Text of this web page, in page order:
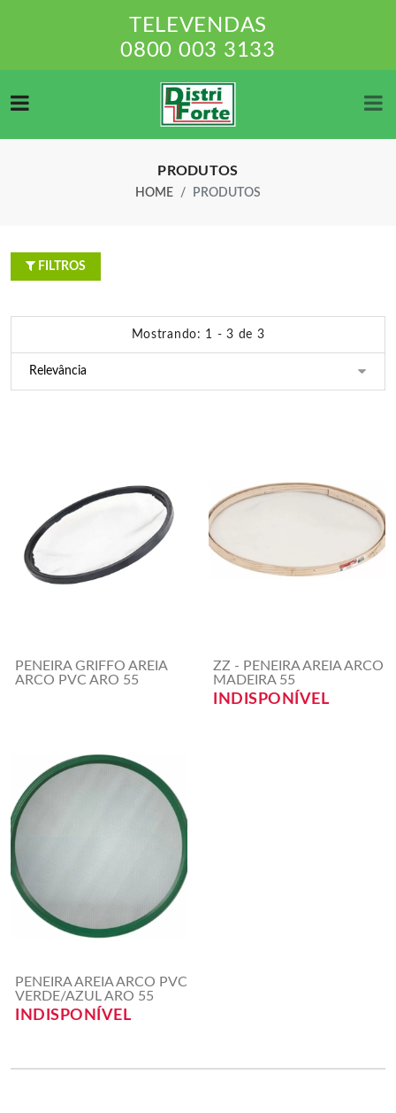
TELEVENDAS
0800 003 3133
PRODUTOS
HOME PRODUTOS
FILTROS
Mostrando: 1 - 3 de 3
PENEIRA GRIFFO AREIA
ARCO PVC ARO 55
ZZ - PENEIRA AREIA ARCO
MADEIRA 55
INDISPONÍVEL
PENEIRA AREIA ARCO PVC
VERDE/AZUL ARO 55
INDISPONÍVEL